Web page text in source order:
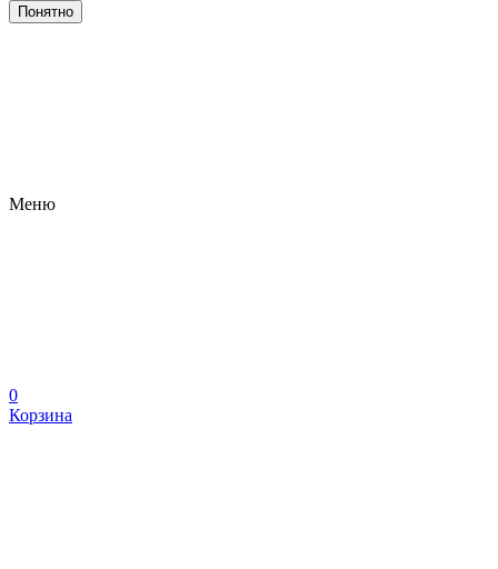
Понятно
Меню
0
Корзина